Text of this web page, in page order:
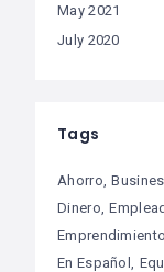
May 2021
July 2020
Tags
Ahorro
Dinero
Emprendimiento
En Español